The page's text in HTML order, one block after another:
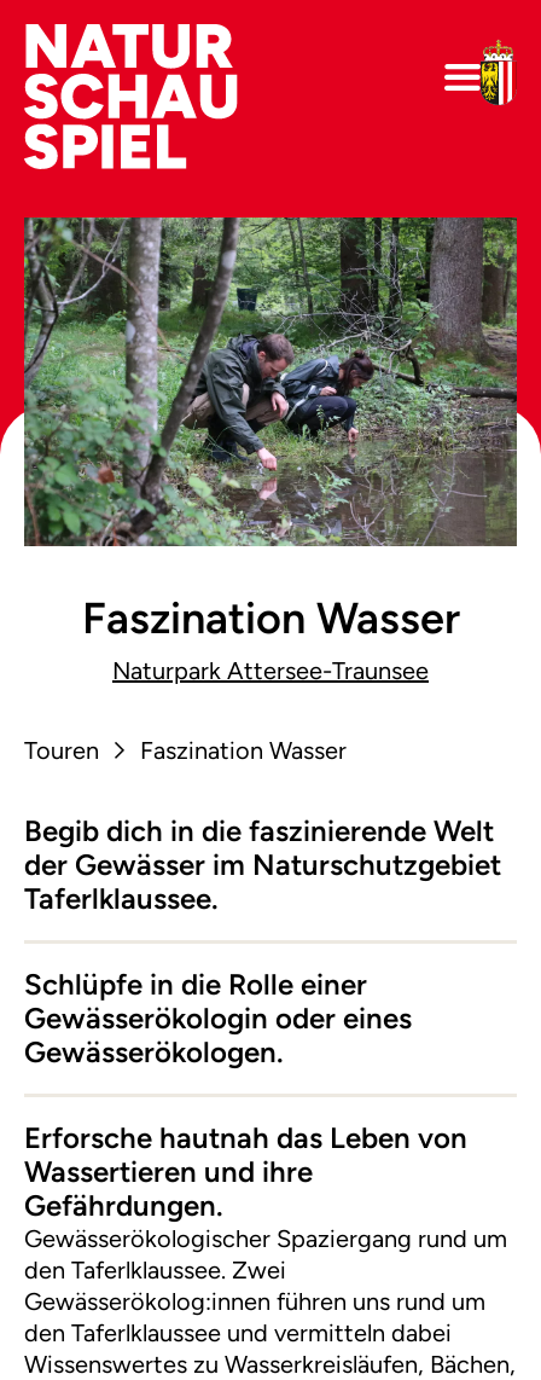
Faszination Wasser
Naturpark Attersee-Traunsee
Touren Faszination Wasser
Begib dich in die faszinierende Welt
der Gewässer im Naturschutzgebiet
Taferlklaussee.
Schlüpfe in die Rolle einer
Gewässerökologin oder eines
Gewässerökologen.
Erforsche hautnah das Leben von
Wassertieren und ihre
Gefährdungen.
Gewässerökologischer Spaziergang rund um
den Taferlklaussee. Zwei
Gewässerökolog:innen führen uns rund um
den Taferlklaussee und vermitteln dabei
Wissenswertes zu Wasserkreisläufen, Bächen,